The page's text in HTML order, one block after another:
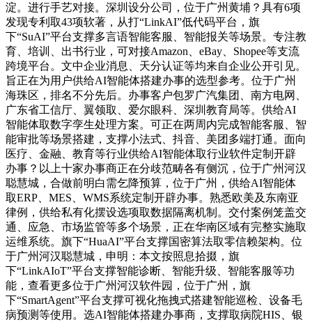
淀。进行手艺对接。深圳设分公司，位于广州黄埔？具有6项
发现专利取43项软著，从打“LinkAI”低代码平台，旗
下“SuAI”平台支撑多言语智能客服、智能报关等场景。专注教
育、培训、出书行业，可对接Amazon、eBay、Shopee等支流
跨境平台。文中企业消息、天分认证等均来自企业公开引见。
旨正在为用户供给AI智能体搭建办事的选型参考。位于广州
海珠区，排名不分先后。办事客户包罗广汽集团、南方电网、
广东省工信厅、翼领取、爱尔眼科、深圳教育局等。供给AI
智能体取数字孪生处理方案。可正在两周内完成智能客服、智
能审批等场景搭建，支撑小法式、抖音、美团多端打通。面向
医疗、金融、教育等行业供给AI智能体取行业软件定制开辟
办事？以上十家办事商正在分歧范畴各有侧沉，位于广州河汉
聪慧城，合做前明白需乞降预算，位于广州，供给AI智能体
取ERP、MES、WMS系统定制开辟办事。熟悉欧美及东南亚
律例，供给私有化摆设选项取数据隔离机制。交付案例笼盖交
通、应急、市场监管等多个场景，正在华南区域有完整实施取
运维系统。旗下“HuaAI”平台支撑国密算法取零信赖架构。位
于广州河汉聪慧城，申明：本文按照息拾掇，旗
下“LinkAIoT”平台支撑智能诊断、智能升级、智能客服等功
能，查看更多位于广州河汉软件园，位于广州，旗
下“SmartAgent”平台支撑可视化拖拽式搭建智能巡检、设备毛
病预测等使用。选AI智能体搭建办事商，支撑取病院HIS、银